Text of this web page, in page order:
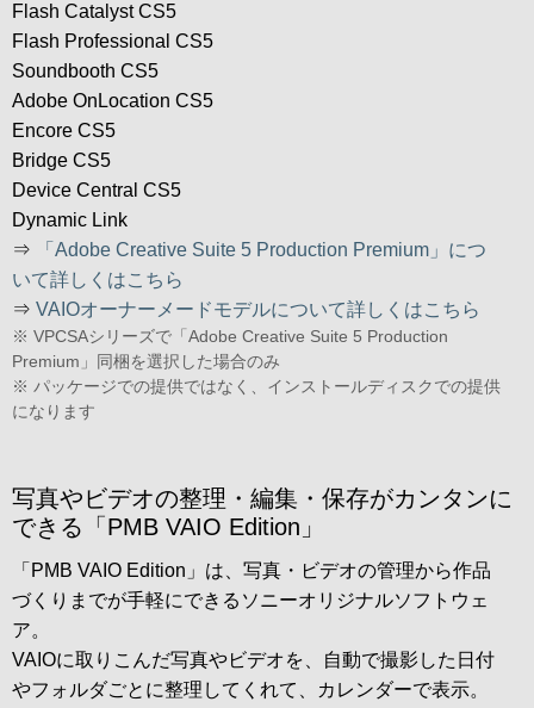
Flash Catalyst CS5
Flash Professional CS5
Soundbooth CS5
Adobe OnLocation CS5
Encore CS5
Bridge CS5
Device Central CS5
Dynamic Link
⇒
「Adobe Creative Suite 5 Production Premium」につ
いて詳しくはこちら
⇒ VAIOオーナーメードモデルについて詳しくはこちら
※ VPCSAシリーズで「Adobe Creative Suite 5 Production
Premium」同梱を選択した場合のみ
※ パッケージでの提供ではなく、インストールディスクでの提供
になります
写真やビデオの整理・編集・保存がカンタンに
できる「PMB VAIO Edition」
「PMB VAIO Edition」は、写真・ビデオの管理から作品
づくりまでが手軽にできるソニーオリジナルソフトウェ
ア。
VAIOに取りこんだ写真やビデオを、自動で撮影した日付
やフォルダごとに整理してくれて、カレンダーで表示。